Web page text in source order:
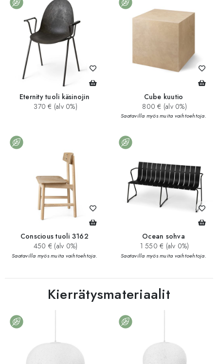
Eternity tuoli käsinojin
370 € (alv 0%)
Cube kuutio
800 € (alv 0%)
Saatavilla myös muita vaihtoehtoja.
Conscious tuoli 3162
450 € (alv 0%)
Saatavilla myös muita vaihtoehtoja.
Ocean sohva
1 550 € (alv 0%)
Saatavilla myös muita vaihtoehtoja.
Kierrätysmateriaalit